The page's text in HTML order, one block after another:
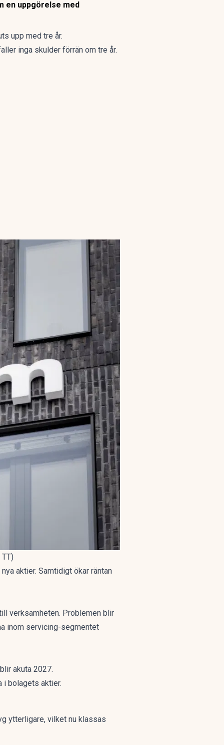
en uppgörelse med
upp med tre år.
inga skulder förrän om tre år.
aktier. Samtidigt ökar räntan
verksamheten. Problemen blir
inom servicing-segmentet
akuta 2027.
i bolagets aktier.
ytterligare, vilket nu klassas